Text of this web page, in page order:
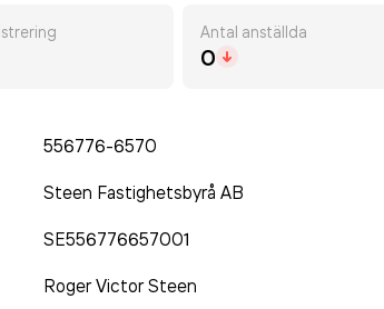
Antal anställda
0
556776-6570
Steen Fastighetsbyrå AB
SE556776657001
Roger Victor Steen